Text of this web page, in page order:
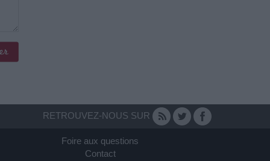
RETROUVEZ-NOUS SUR
Foire aux questions
Contact